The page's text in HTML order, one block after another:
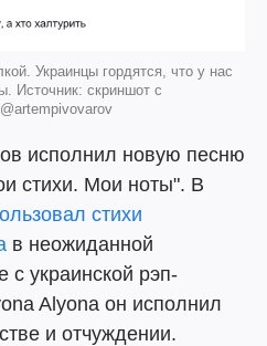
Украинцы гордятся, что у нас
Источник: скриншот с
исполнил новую песню
стихи. Мои ноты". В
стихи
в неожиданной
с украинской рэп-
Alyona он исполнил
и отчуждении.